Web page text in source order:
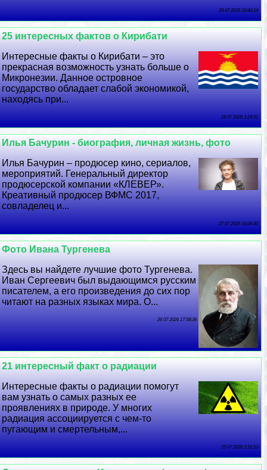
29 07 2026 10:40:14
25 интересных фактов о Кирибати
Интересные факты о Кирибати – это
прекрасная возможность узнать больше о
Микронезии. Данное островное
государство обладает слабой экономикой,
находясь при...
28 07 2026 1:24:51
Илья Бачурин - биография, личная жизнь, фото
Илья Бачурин – продюсер кино, сериалов,
мероприятий. Генеральный директор
продюсерской компании «КЛЕВЕР».
Креативный продюсер ВФМС 2017,
совладелец и...
27 07 2026 16:36:40
Фото Ивана Тургенева
Здесь вы найдете лучшие фото Тургенева.
Иван Сергеевич был выдающимся русским
писателем, а его произведения до сих пор
читают на разных языках мира. О...
26 07 2026 17:58:36
21 интересный факт о радиации
Интересные факты о радиации помогут
вам узнать о самых разных ее
проявлениях в природе. У многих
радиация ассоциируется с чем-то
пугающим и cмepтельным,...
25 07 2026 2:16:53